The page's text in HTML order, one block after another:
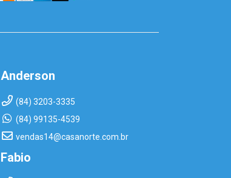
Anderson
(84) 3203-3335
(84) 99135-4539
vendas14@casanorte.com.br
Fabio